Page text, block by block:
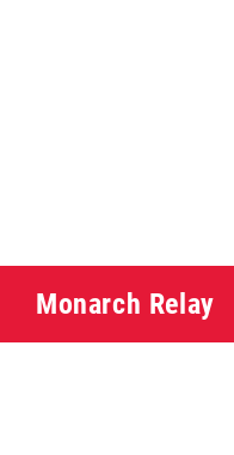
Monarch Relay